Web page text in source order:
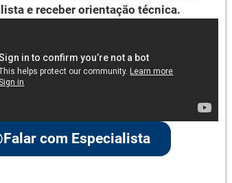
e receber orientação técnica.
Falar com Especialista